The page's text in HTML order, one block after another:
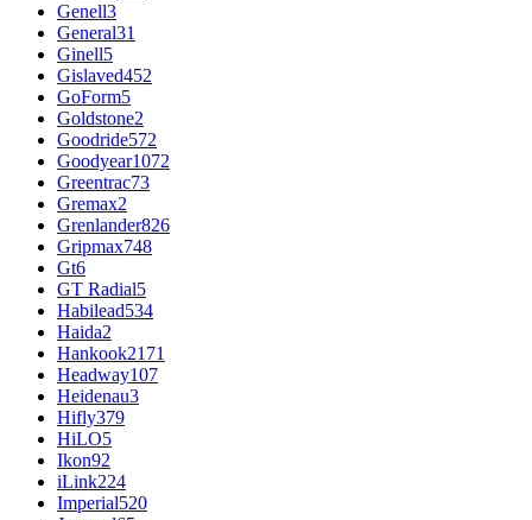
Genell3
General31
Ginell5
Gislaved452
GoForm5
Goldstone2
Goodride572
Goodyear1072
Greentrac73
Gremax2
Grenlander826
Gripmax748
Gt6
GT Radial5
Habilead534
Haida2
Hankook2171
Headway107
Heidenau3
Hifly379
HiLO5
Ikon92
iLink224
Imperial520